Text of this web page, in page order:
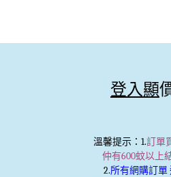
登入顯
溫馨提示：1.訂單
仲有600蚊以上
2.所有網購訂單